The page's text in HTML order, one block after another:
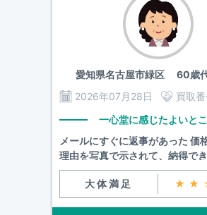
愛知県名古屋市緑区60歳
2026年07月28日
買取番
一心堂に感じたよいと
メールにすぐに返事があった 価
理由を写真で示されて、納得で
大体満足